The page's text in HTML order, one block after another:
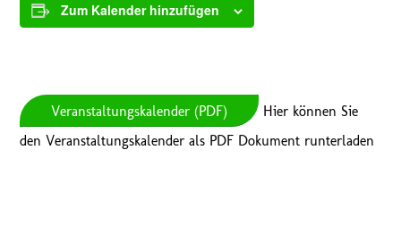
Zum Kalender hinzufügen
Veranstaltungskalender (PDF)
Hier können Sie
den Veranstaltungskalender als PDF Dokument runterladen